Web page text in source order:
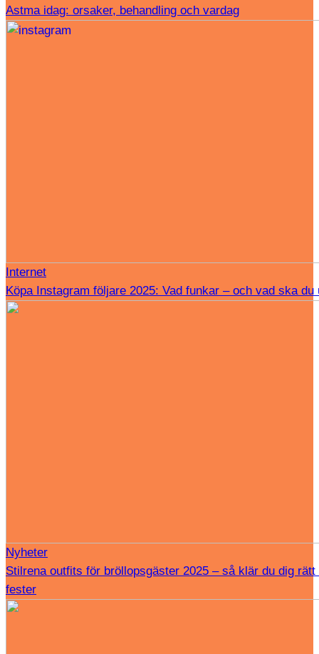
Astma idag: orsaker, behandling och vardag
Internet
Köpa Instagram följare 2025: Vad funkar – och vad ska du
Nyheter
Stilrena outfits för bröllopsgäster 2025 – så klär du dig
fester